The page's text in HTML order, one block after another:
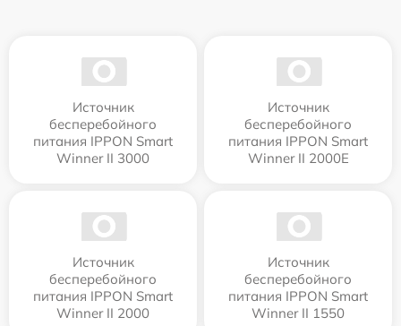
Источник
бесперебойного
питания IPPON Smart
Winner II 3000
Источник
бесперебойного
питания IPPON Smart
Winner II 2000E
Источник
бесперебойного
питания IPPON Smart
Winner II 2000
Источник
бесперебойного
питания IPPON Smart
Winner II 1550